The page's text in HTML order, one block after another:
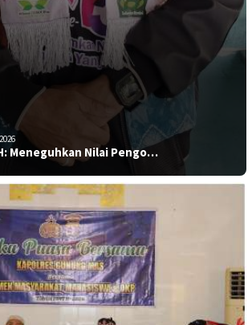
Meneguhkan Nilai Pengo…